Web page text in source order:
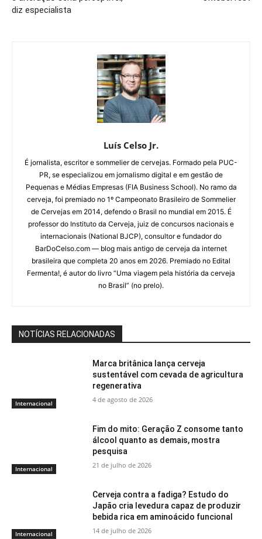
diz especialista
Luís Celso Jr.
É jornalista, escritor e sommelier de cervejas. Formado pela PUC-
PR, se especializou em jornalismo digital e em gestão de
Pequenas e Médias Empresas (FIA Business School). No ramo da
cerveja, foi premiado no 1º Campeonato Brasileiro de Sommelier
de Cervejas em 2014, defendo o Brasil no mundial em 2015. É
professor do Instituto da Cerveja, juiz de concursos nacionais e
internacionais (National BJCP), consultor e fundador do
BarDoCelso.com — blog mais antigo de cerveja da internet
brasileira que completa 20 anos em 2026. Premiado no Edital
Fermenta!, é autor do livro “Uma viagem pela história da cerveja
no Brasil” (no prelo).
NOTÍCIAS RELACIONADAS
Internacional
Marca britânica lança cerveja
sustentável com cevada de agricultura
regenerativa
4 de agosto de 2026
Internacional
Fim do mito: Geração Z consome tanto
álcool quanto as demais, mostra
pesquisa
21 de julho de 2026
Internacional
Cerveja contra a fadiga? Estudo do
Japão cria levedura capaz de produzir
bebida rica em aminoácido funcional
14 de julho de 2026